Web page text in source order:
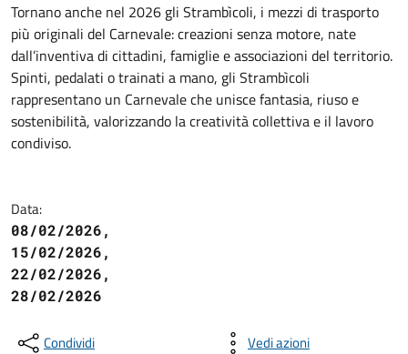
Tornano anche nel 2026 gli Strambìcoli, i mezzi di trasporto
più originali del Carnevale: creazioni senza motore, nate
dall’inventiva di cittadini, famiglie e associazioni del territorio.
Spinti, pedalati o trainati a mano, gli Strambìcoli
rappresentano un Carnevale che unisce fantasia, riuso e
sostenibilità, valorizzando la creatività collettiva e il lavoro
condiviso.
Data:
08/02/2026,
15/02/2026,
22/02/2026,
28/02/2026
Condividi Vedi azioni